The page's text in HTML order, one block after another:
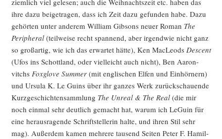
ihre dazu bei­getra­gen, dass ich Zeit dazu gefun­den habe. Dazu
gehör­ten unter ande­rem Wil­liam Gib­sons neu­er Roman The
Peri­phe­ral(teil­wei­se recht span­nend, aber irgend­wie nicht ganz
so groß­ar­tig, wie ich das erwar­tet hät­te), Ken MacLeods Des­cent
(Ufos ins Schott­land, oder viel­leicht auch nicht), Ben Aaron­
vitchs Fox­glove Sum­mer(mit eng­li­schen Elfen und Ein­hör­nern)
und Ursu­la K. Le Guins über ihr gan­zes Werk zurück­schau­en­de
Kurz­ge­schich­ten­samm­lung The Unre­al & The Real(die mir
noch ein­mal sehr deut­lich gemacht hat, war­um ich LeGu­in für
eine her­aus­ra­gen­de Schrift­stel­le­rin hal­te, und ihren Stil sehr
mag). Außer­dem kamen meh­re­re tau­send Sei­ten Peter F. Hamil­